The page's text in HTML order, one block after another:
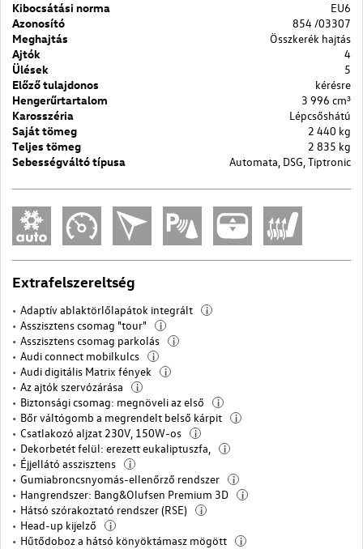
Kibocsátási norma
EU6
Azonosító
854 /03307
Meghajtás
Összkerék hajtás
Ajtók
4
Ülések
5
Előző tulajdonos
kérésre
Hengerűrtartalom
3 996 cm³
Karosszéria
Lépcsőshátú
Saját tömeg
2 440 kg
Teljes tömeg
2 835 kg
Sebességváltó típusa
Automata, DSG, Tiptronic
Extrafelszereltség
Adaptív ablaktörlőlapátok integrált i
Asszisztens csomag "tour" i
Asszisztens csomag parkolás i
Audi connect mobilkulcs i
Audi digitális Matrix fények i
Az ajtók szervózárása i
Biztonsági csomag: megnöveli az első i
Bőr váltógomb a megrendelt belső kárpit i
Csatlakozó aljzat 230V, 150W-os i
Dekorbetét felül: erezett eukaliptuszfa, i
Éjjellátó asszisztens i
Gumiabroncsnyomás-ellenőrző rendszer i
Hangrendszer: Bang&Olufsen Premium 3D i
Hátsó szórakoztató rendszer (RSE) i
Head-up kijelző i
Hűtődoboz a hátsó könyöktámasz mögött i